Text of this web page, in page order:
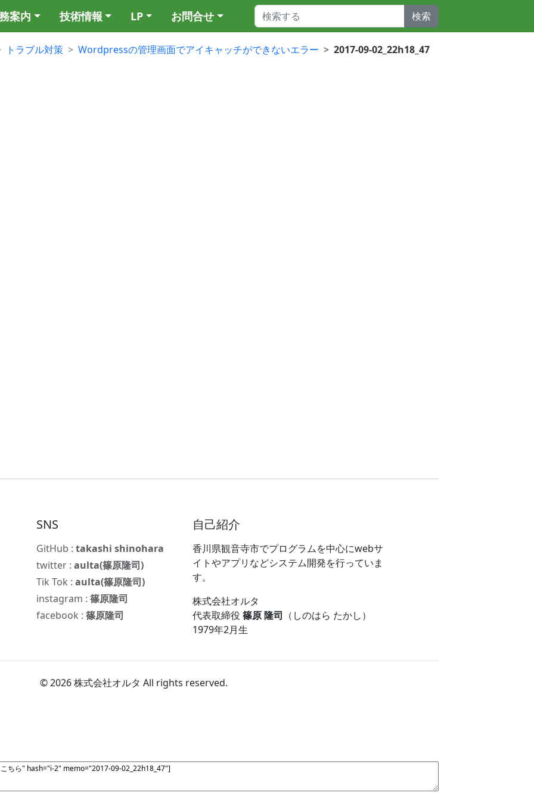
案内 技術情報 LP お問合せ 検索
トラブル対策 Wordpressの管理画面でアイキャッチができないエラー 2017-09-02_22h18_47
SNS
GitHub :takashi shinohara
twitter :aulta(篠原隆司)
Tik Tok :aulta(篠原隆司)
instagram :篠原隆司
facebook :篠原隆司
自己紹介
香川県観音寺市でプログラムを中心にwebサ
イトやアプリなどシステム開発を行っていま
す。
株式会社オルタ
代表取締役篠原 隆司 （しのはら たかし）
1979年2月生
© 2026 株式会社オルタ All rights reserved.